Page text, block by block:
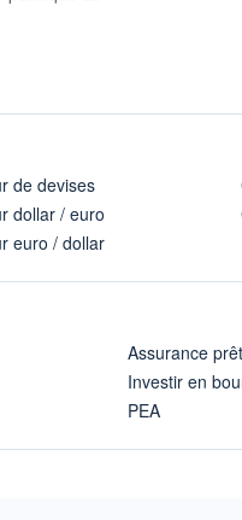
de devises
dollar / euro
euro / dollar
Assurance
Investir en
PEA